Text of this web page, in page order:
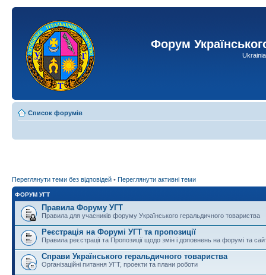
Форум
Список форумів
Переглянути теми без відповідей • Переглянути активні теми
ФОРУМ УГТ
Правила Форуму УГТ
Правила для учасників форуму Українського геральдичного товариства
Реєстрація на Форумі УГТ та пропозиції
Правила реєстрації та Пропозиції щодо змін і доповнень на форумі та
Справи Українського геральдичного товариства
Організаційні питання УГТ, проекти та плани роботи